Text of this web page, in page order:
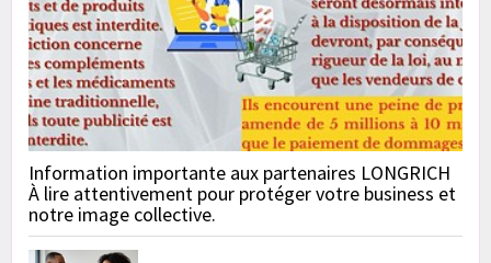
Information importante aux partenaires LONGRICH
À lire attentivement pour protéger votre business et
notre image collective.